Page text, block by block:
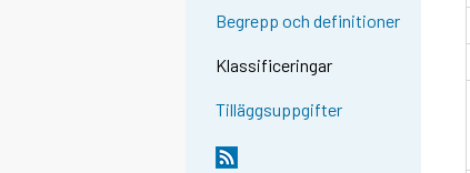
Begrepp och definitioner
Klassificeringar
Tilläggsuppgifter